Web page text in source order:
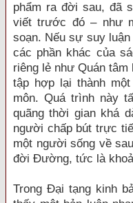
phẩm ra đời sau, đã
viết trước đó – như
soạn. Nếu sự suy
các phần khác của
riêng lẻ như Quán
tập hợp lại thành
môn. Quá trình này
quãng thời gian khá
người chấp bút trực
một người sống về
đời Đường, tức là
Trong Đại tạng kinh